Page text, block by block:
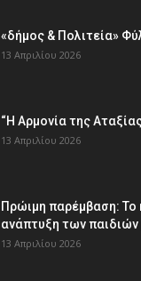
«δήμος & Πολιτεία»
13 Απριλίου 2026
“Η Αρμονία της
13 Απριλίου 2026
Πρώιμη παρέμβαση: Το
ανάπτυξη των παιδιών
13 Απριλίου 2026